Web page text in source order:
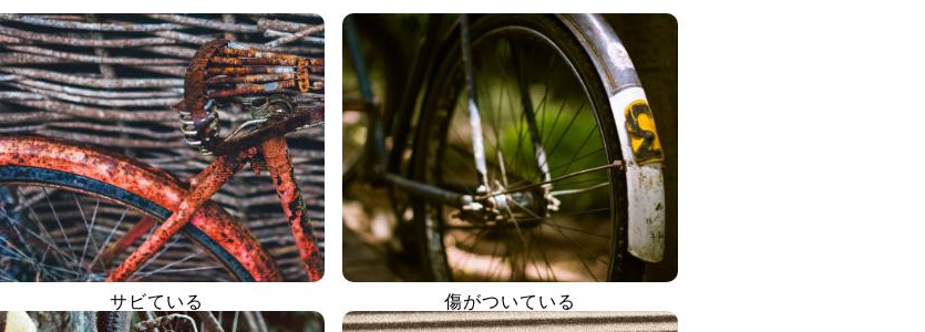
サビている 傷がついている